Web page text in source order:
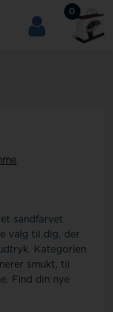
0
sandfarvet
valg til dig, der
Kategorien
smukt, til
Find din nye